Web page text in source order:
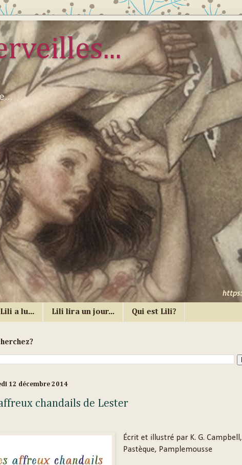
Lili a lu... Lili lira un jour... Qui est Lili?
12 décembre 2014
chandails de Lester
Écrit et illustré par K. G.
Pastèque, Pamplemousse